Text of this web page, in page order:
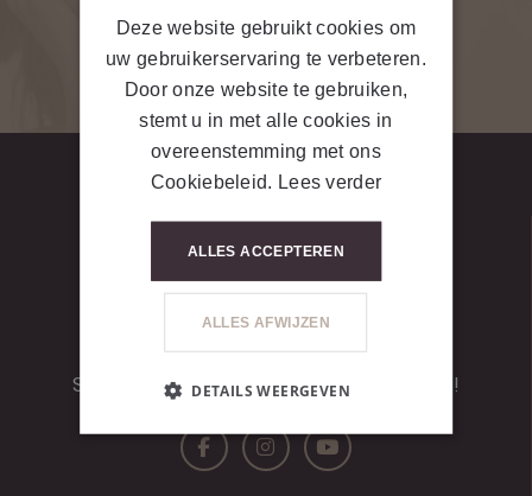
CONTACTEZ-NOUS
LET’S GET SOCIAL #
Suivez-nous pour plus de conseils de beauté !
Deze website gebruikt cookies om
uw gebruikerservaring te verbeteren.
Door onze website te gebruiken,
stemt u in met alle cookies in
overeenstemming met ons
Cookiebeleid.
Lees verder
ALLES ACCEPTEREN
ALLES AFWIJZEN
DETAILS WEERGEVEN